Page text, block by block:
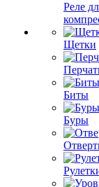
Реле
Щетки
Биты
Буры